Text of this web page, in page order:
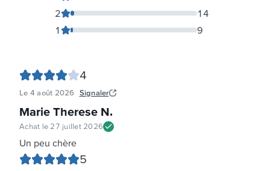
1 9
2 14
4
Le 4 août 2026 Signaler
Marie Therese N.
Achat le 27 juillet 2026
Un peu chère
5